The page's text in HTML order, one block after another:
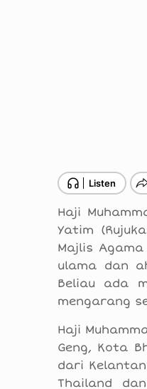
Haji
Yatim
Majlis
ulama dan
Beliau ada
mengarang
Haji
Geng, Kota
dari
Thailand